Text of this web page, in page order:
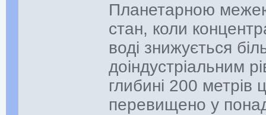
Планетарною
стан, коли
воді знижується
доіндустріальним
глибині 200 метрів
перевищено у